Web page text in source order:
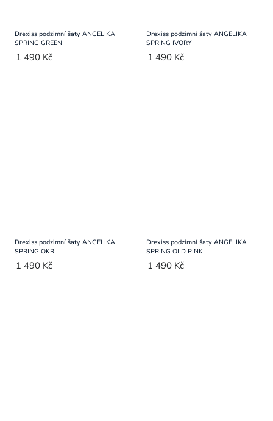
Drexiss podzimní šaty ANGELIKA
SPRING GREEN
1 490 Kč
Drexiss podzimní šaty ANGELIKA
SPRING IVORY
1 490 Kč
Drexiss podzimní šaty ANGELIKA
SPRING OKR
1 490 Kč
Drexiss podzimní šaty ANGELIKA
SPRING OLD PINK
1 490 Kč